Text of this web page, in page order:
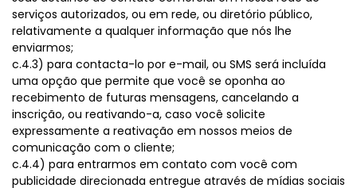
serviços autorizados, ou em rede, ou diretório público,
relativamente a qualquer informação que nós lhe
enviarmos;
c.4.3) para contacta-lo por e-mail, ou SMS será incluída
uma opção que permite que você se oponha ao
recebimento de futuras mensagens, cancelando a
inscrição, ou reativando-a, caso você solicite
expressamente a reativação em nossos meios de
comunicação com o cliente;
c.4.4) para entrarmos em contato com você com
publicidade direcionada entregue através de mídias sociais